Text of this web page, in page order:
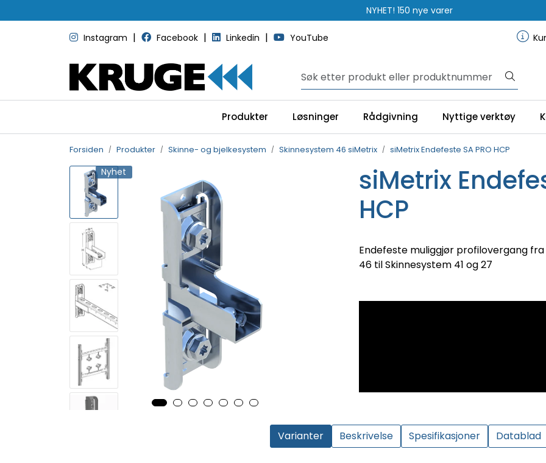
NYHET! 150 nye varer
Instagram | Facebook | Linkedin | YouTube
Produkter Løsninger Rådgivning Nyttige verktøy
Forsiden Produkter Skinne- og bjelkesystem Skinnesystem 46 siMetrix siMetrix Endefeste SA PRO HCP
siMetrix
HCP
Nyhet
Endefeste muliggjør profilovergang fra
46 til Skinnesystem 41 og 27
Varianter Beskrivelse Spesifikasjoner Datablad